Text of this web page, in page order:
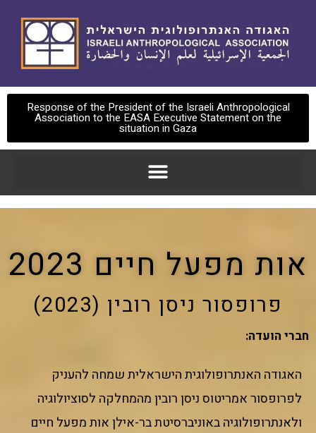
Response of the President of the Israeli Anthropological
Association to the EASA Executive Statement on the
situation in Gaza
אות מפעל חיים 2023
פרופסור ניסן רובין (2023)
חברי הועדה:
האגודה האנתרופולוגית הישראלית שמחה להעניק
לפרופסור אמריטוס ניסן רובין מהמחלקה לסוציולוגיה
ולאנתרופולוגיה באוניברסיטת בר-אילן אות מפעל חיים